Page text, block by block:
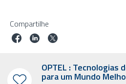
Compartilhe
OPTEL : Tecnologias
para um Mundo